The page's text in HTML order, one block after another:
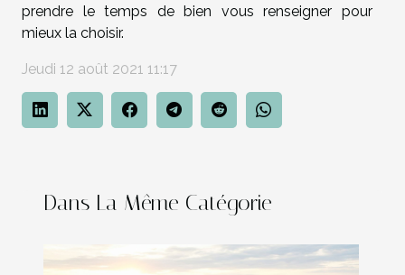
prendre le temps de bien vous renseigner pour
mieux la choisir.
Jeudi 12 août 2021 11:17
Dans La Même Catégorie